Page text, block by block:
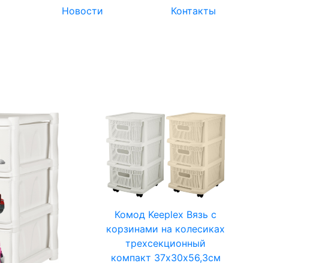
Новости Контакты
Комод Keeplex Вязь с
корзинами на колесиках
трехсекционный
компакт 37х30х56,3см